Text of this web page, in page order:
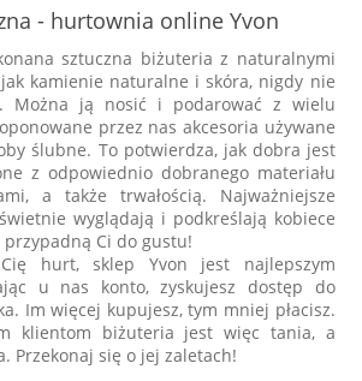
- hurtownia online Yvon
sztuczna biżuteria z naturalnymi
kamienie naturalne i skóra, nigdy nie
Można ją nosić i podarować z wielu
przez nas akcesoria używane
ślubne. To potwierdza, jak dobra jest
z odpowiednio dobranego materiału
a także trwałością. Najważniejsze
wyglądają i podkreślają kobiece
Ci do gustu!
hurt, sklep Yvon jest najlepszym
u nas konto, zyskujesz dostęp do
Im więcej kupujesz, tym mniej płacisz.
klientom biżuteria jest więc tania, a
Przekonaj się o jej zaletach!